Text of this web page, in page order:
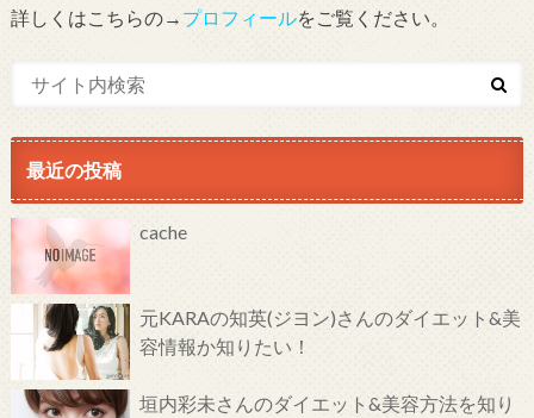
詳しくはこちらの→ プロフィールをご覧ください。
最近の投稿
cache
元KARAの知英(ジヨン)さんのダイエット&美
容情報か知りたい！
垣内彩未さんのダイエット&美容方法を知り